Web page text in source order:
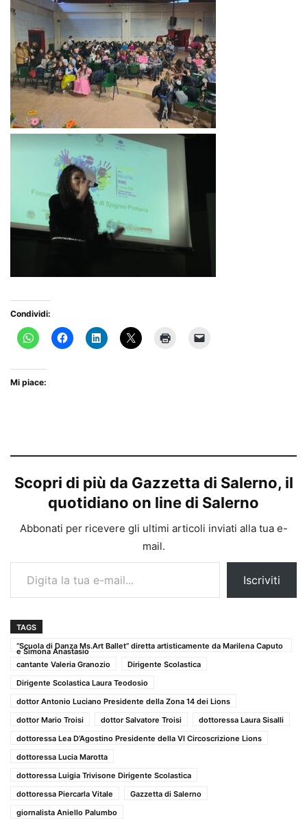
Condividi:
Mi piace:
Scopri di più da Gazzetta di Salerno, il
quotidiano on line di Salerno
Abbonati per ricevere gli ultimi articoli inviati alla tua e-
mail.
Digita la tua e-mail...
Iscriviti
TAGS
“Scuola di Danza Ms.Art Ballet” diretta artisticamente da Marilena Caputo
e Simona Anastasio
cantante Valeria Granozio
Dirigente Scolastica
Dirigente Scolastica Laura Teodosio
dottor Antonio Luciano Presidente della Zona 14 dei Lions
dottor Mario Troisi
dottor Salvatore Troisi
dottoressa Laura Sisalli
dottoressa Lea D’Agostino Presidente della VI Circoscrizione Lions
dottoressa Lucia Marotta
dottoressa Luigia Trivisone Dirigente Scolastica
dottoressa Piercarla Vitale
Gazzetta di Salerno
giornalista Aniello Palumbo